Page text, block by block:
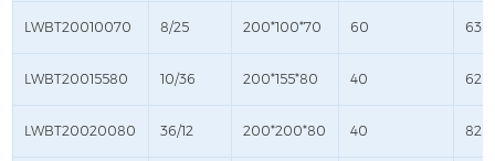
LWBT20010070 8/25 200*100*70 60
LWBT20015580 10/36 200*155*80 40
LWBT20020080 36/12 200*200*80 40